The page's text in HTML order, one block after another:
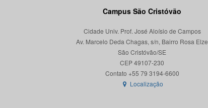
Campus São Cristóvão
Cidade Univ. Prof. José Aloísio de Campos
Av. Marcelo Deda Chagas, s/n, Bairro Rosa Elze
São Cristóvão/SE
CEP 49107-230
Localização